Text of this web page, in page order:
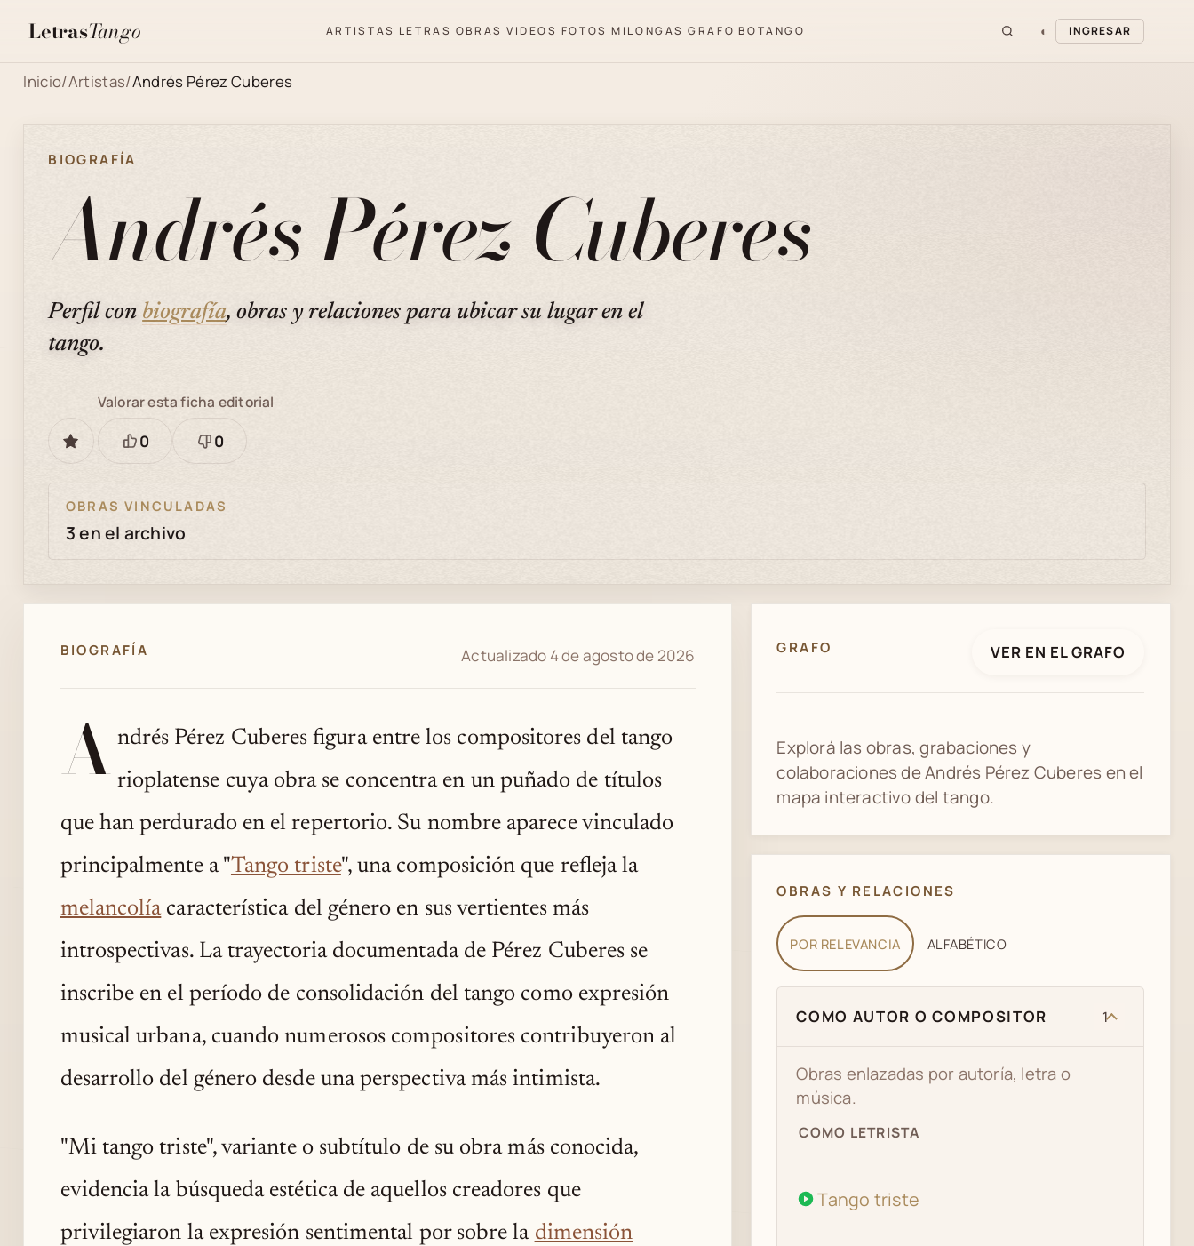
LetrasTango ARTISTAS LETRAS OBRAS VIDEOS FOTOS MILONGAS GRAFO BOTANGO ◐ INGRESAR
Inicio/Artistas/Andrés Pérez Cuberes
BIOGRAFÍA
Andrés Pérez Cuberes
Perfil con biografía, obras y relaciones para ubicar su lugar en el
tango.
GUARDAR
Valorar esta ficha editorial
Está
0
Necesita
0
OBRAS VINCULADAS
3 en el archivo
BIOGRAFÍA Actualizado 4 de agosto de 2026
A ndrés Pérez Cuberes figura entre los compositores del tango
rioplatense cuya obra se concentra en un puñado de títulos
que han perdurado en el repertorio. Su nombre aparece vinculado
principalmente a "Tango triste", una composición que refleja la
melancolíacaracterística del género en sus vertientes más
introspectivas. La trayectoria documentada de Pérez Cuberes se
inscribe en el período de consolidación del tango como expresión
musical urbana, cuando numerosos compositores contribuyeron al
desarrollo del género desde una perspectiva más intimista.
"Mi tango triste", variante o subtítulo de su obra más conocida,
evidencia la búsqueda estética de aquellos creadores que
privilegiaron la expresión sentimental por sobre la dimensión
GRAFO VER EN EL GRAFO
Explorá las obras, grabaciones y
colaboraciones de Andrés Pérez Cuberes en el
mapa interactivo del tango.
OBRAS Y RELACIONES
POR RELEVANCIA ALFABÉTICO
COMO AUTOR O COMPOSITOR 1
Obras enlazadas por autoría, letra o
música.
COMO LETRISTA
Tango triste